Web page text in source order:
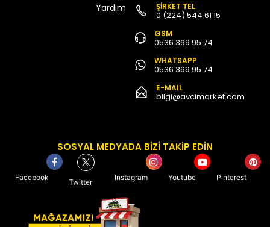
Yardım
ŞİRKET TEL
0 (224) 544 61 15
GSM
0536 369 95 74
WHATSAPP
0536 369 95 74
E-MAIL
bilgi@avcimarket.com
SOSYAL MEDYADA BİZİ TAKİP EDİN
Facebook
Twitter
Instagram Youtube Pinterest